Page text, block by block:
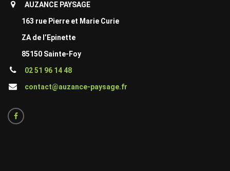
AUZANCE PAYSAGE
163 rue Pierre et Marie Curie
ZA de l’Epinette
85150 Sainte-Foy
02 51 96 14 48
contact@auzance-paysage.fr